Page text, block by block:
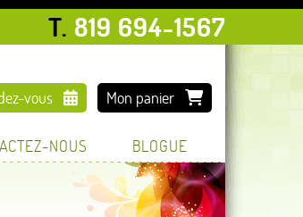
T. 819 694-1567
vous Mon panier
NOUS BLOGUE